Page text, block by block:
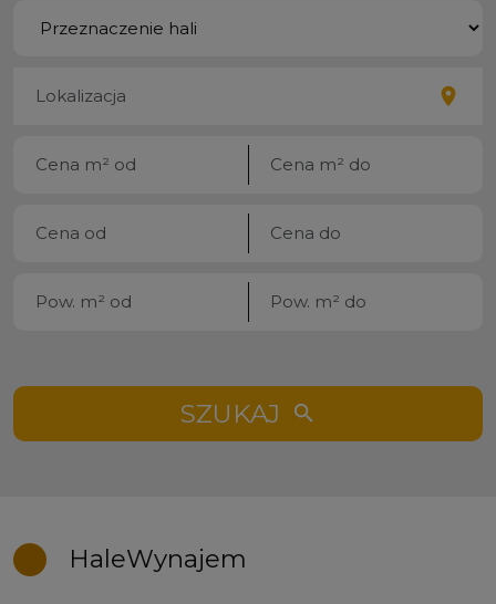
SZUKAJ
HaleWynajem